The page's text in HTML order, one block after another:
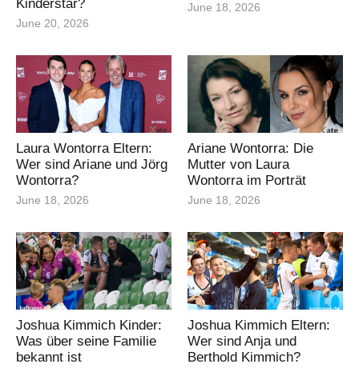
Kinderstar?
June 20, 2026
June 18, 2026
Laura Wontorra Eltern:
Wer sind Ariane und Jörg
Wontorra?
June 18, 2026
Ariane Wontorra: Die
Mutter von Laura
Wontorra im Porträt
June 18, 2026
Joshua Kimmich Kinder:
Was über seine Familie
bekannt ist
Joshua Kimmich Eltern:
Wer sind Anja und
Berthold Kimmich?